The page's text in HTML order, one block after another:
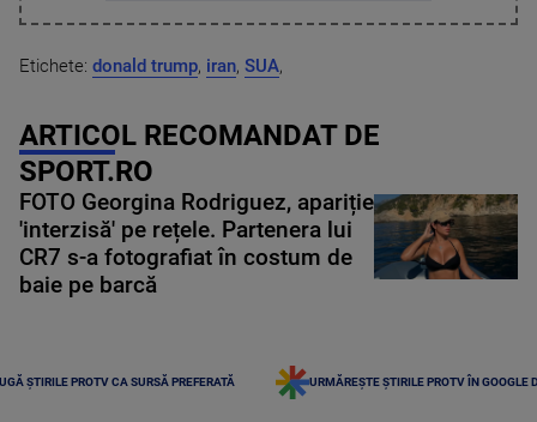
Etichete: donald trump, iran, SUA,
ARTICOL RECOMANDAT DE
SPORT.RO
FOTO Georgina Rodriguez, apariție
'interzisă' pe rețele. Partenera lui
CR7 s-a fotografiat în costum de
baie pe barcă
ȘTIRILE PROTV CA SURSĂ PREFERATĂ URMĂREȘTE ȘTIRILE PROTV ÎN GOOGLE